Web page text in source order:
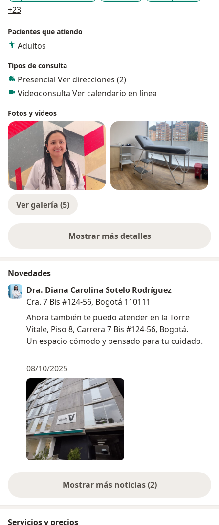
+23a11y_sr_more_diseases
Pacientes que atiendo
Adultos
Tipos de consulta
Presencial Ver direcciones (2)
Videoconsulta Ver calendario en línea
Fotos y videos
Ver galería (5)
Mostrar más detalles
sobre la experiencia
Novedades
Dra. Diana Carolina Sotelo Rodríguez
Cra. 7 Bis #124-56, Bogotá 110111
Ahora también te puedo atender en la Torre
Vitale, Piso 8, Carrera 7 Bis #124-56, Bogotá.
Un espacio cómodo y pensado para tu cuidado.
08/10/2025
Mostrar más noticias (2)
Servicios y precios